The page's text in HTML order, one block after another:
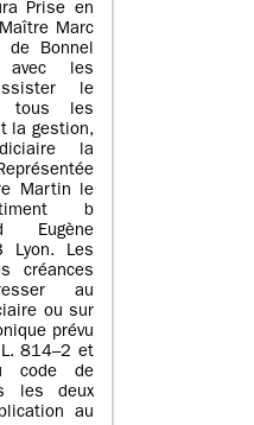
Prise en
Marc
de Bonnel
avec les
le
tous les
la gestion,
la
Martin le
b
Eugène
Lyon. Les
créances
au
ou sur
prévu
814–2 et
code de
les deux
au